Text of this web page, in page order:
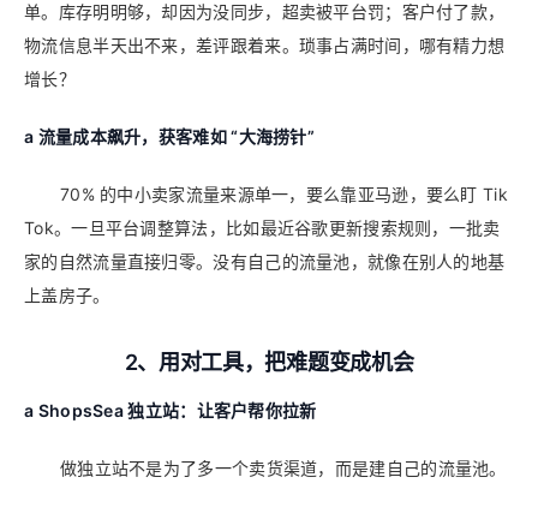
单。库存明明够，却因为没同步，超卖被平台罚；客户付了款，
物流信息半天出不来，差评跟着来。琐事占满时间，哪有精力想
增长？
a 流量成本飙升，获客难如 “大海捞针”
70% 的中小卖家流量来源单一，要么靠亚马逊，要么盯 Tik
Tok。一旦平台调整算法，比如最近谷歌更新搜索规则，一批卖
家的自然流量直接归零。没有自己的流量池，就像在别人的地基
上盖房子。
2、用对工具，把难题变成机会
a ShopsSea 独立站：让客户帮你拉新
做独立站不是为了多一个卖货渠道，而是建自己的流量池。